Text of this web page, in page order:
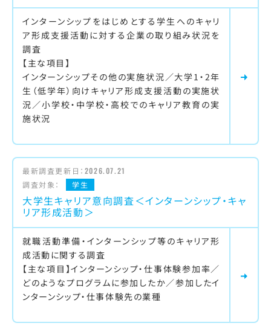
インターンシップをはじめとする学生へのキャリ
ア形成支援活動に対する企業の取り組み状況を
調査
【主な項目】
インターンシップその他の実施状況／大学1・2年
生（低学年）向けキャリア形成支援活動の実施状
況／小学校・中学校・高校でのキャリア教育の実
施状況
最新調査更新日： 2026.07.21
調査対象：
学生
大学生キャリア意向調査＜インターンシップ・キャ
リア形成活動＞
就職活動準備・インターンシップ等のキャリア形
成活動に関する調査
【主な項目】インターンシップ・仕事体験参加率／
どのようなプログラムに参加したか／参加したイ
ンターンシップ・仕事体験先の業種